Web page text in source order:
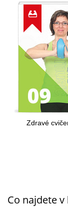
Zdravé
Co najdete v